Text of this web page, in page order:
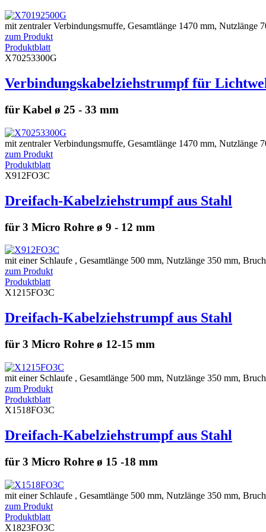
mit zentraler Verbindungsmuffe, Gesamtlänge 1470 mm,
zum Produkt
Produktblatt
X70253300G
Verbindungskabelziehstrumpf für
für Kabel ø 25 - 33 mm
mit zentraler Verbindungsmuffe, Gesamtlänge 1470 mm,
zum Produkt
Produktblatt
X912FO3C
Dreifach-Kabelziehstrumpf aus Stahl
für 3 Micro Rohre ø 9 - 12 mm
mit einer Schlaufe , Gesamtlänge 500 mm, Nutzlänge 350 mm,
zum Produkt
Produktblatt
X1215FO3C
Dreifach-Kabelziehstrumpf aus Stahl
für 3 Micro Rohre ø 12-15 mm
mit einer Schlaufe , Gesamtlänge 500 mm, Nutzlänge 350 mm,
zum Produkt
Produktblatt
X1518FO3C
Dreifach-Kabelziehstrumpf aus Stahl
für 3 Micro Rohre ø 15 -18 mm
mit einer Schlaufe , Gesamtlänge 500 mm, Nutzlänge 350 mm,
zum Produkt
Produktblatt
X1823FO3C